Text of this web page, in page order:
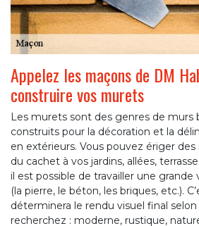
Appelez les maçons de DM
construire vos murets
Les murets sont des genres de murs
construits pour la décoration et la
en extérieurs. Vous pouvez ériger
du cachet à vos jardins, allées,
il est possible de travailler une
(la pierre, le béton, les briques, etc.).
déterminera le rendu visuel final
recherchez : moderne, rustique,